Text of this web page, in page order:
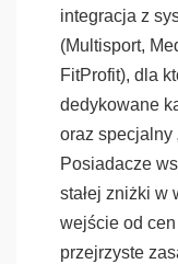
integracja z
(Multisport,
FitProfit), dla
dedykowane
oraz specjalny
Posiadacze
stałej zniżki w
wejście od
przejrzyste